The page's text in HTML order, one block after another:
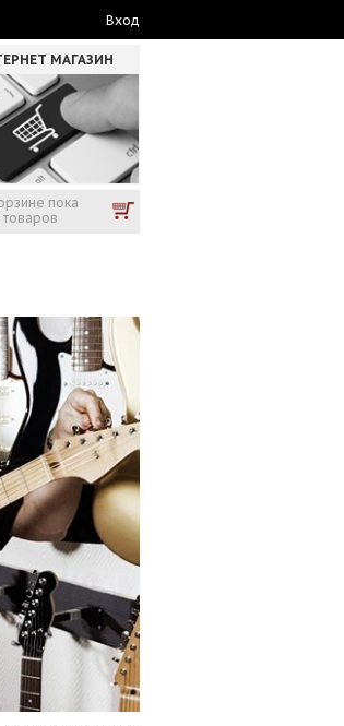
Вход
МАГАЗИН
пока
товаров